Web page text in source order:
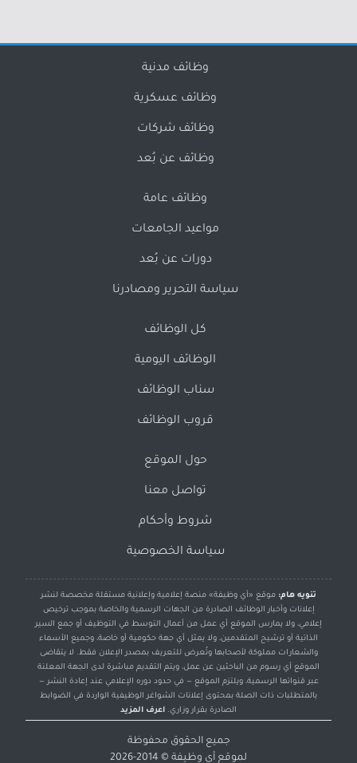
وظائف مدنية
وظائف عسكرية
وظائف شركات
وظائف عن بُعد
وظائف عامة
مواعيد الجامعات
دورات عن بُعد
سياسة التحرير ومصادرنا
كل الوظائف
الوظائف اليومية
سناب الوظائف
قروب الوظائف
حول الموقع
تواصل معنا
شروط وأحكام
سياسة الخصوصية
تنويه هام: موقع «أي وظيفة» منصة إعلامية وإعلانية مستقلة مخصصة لنشر
إعلانات وأخبار الوظائف الصادرة من الجهات الرسمية والخاصة بموجب ترخيص
إعلامي، ولا يمارس الموقع أي عمل من أعمال التوسط في التوظيف أو جمع السير
الذاتية أو ترشيح المتقدمين، ولا يمثل أي جهة حكومية أو خاصة، وجميع الأسماء
والشعارات مملوكة لأصحابها وتُعرض للتعريف بمصدر الإعلان فقط. لا يتقاضى
الموقع أي رسوم من الباحثين عن عمل، ويتم التقديم مباشرة لدى الجهة المعلنة
عبر قنواتها الرسمية، ويلتزم الموقع — في حدود دوره الإعلامي عند إعادة النشر —
بالمتطلبات ذات الصلة بمحتوى إعلانات الشواغر الوظيفية الواردة في الضوابط
الصادرة بقرار وزاري. اعرف المزيد
جميع الحقوق محفوظة
لموقع أي وظيفة © 2014-2026